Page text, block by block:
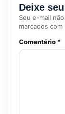
Deixe
Seu e-mail
marcados com
Comentário *